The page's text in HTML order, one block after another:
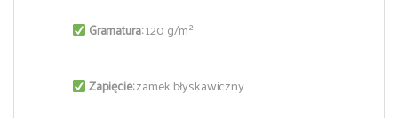
Gramatura:120 g/m²
Zapięcie:zamek błyskawiczny